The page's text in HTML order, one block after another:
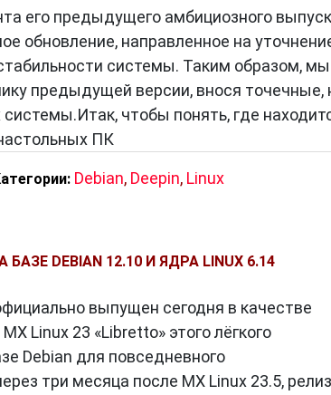
его предыдущего амбициозного
обновление, направленное на
системы. Таким образом, мы
предыдущей версии, внося точечные,
чтобы понять, где
ПК
Debian, Deepin, Linux
DEBIAN 12.10 И ЯДРА LINUX 6.14
выпущен сегодня в качестве
Linux 23 «Libretto» этого лёгкого
Debian для повседневного
три месяца после MX Linux 23.5,